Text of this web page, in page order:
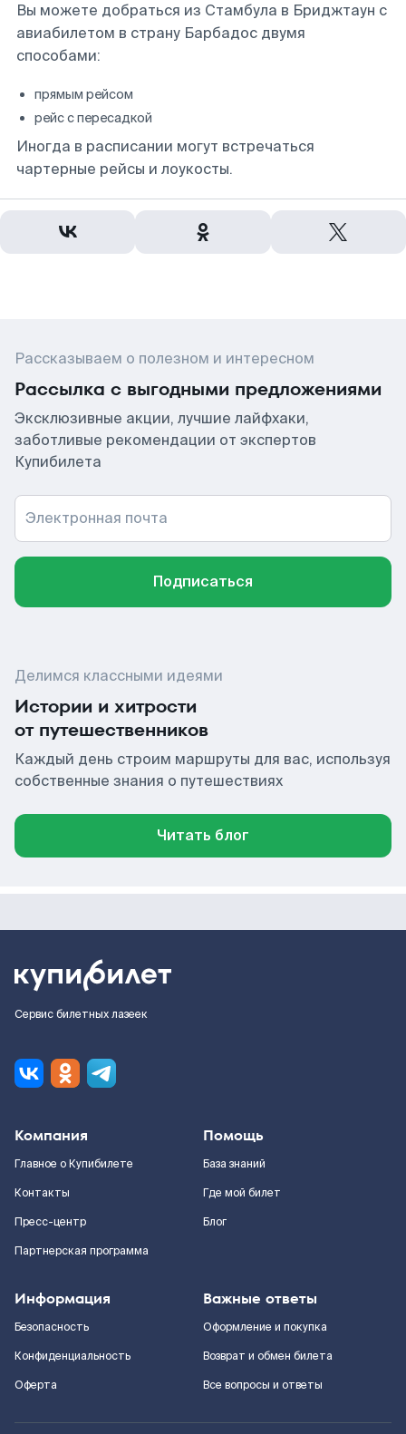
Вы можете добраться из Стамбула в Бриджтаун с
авиабилетом в страну Барбадос двумя
способами:
прямым рейсом
рейс с пересадкой
Иногда в расписании могут встречаться
чартерные рейсы и лоукосты.
Рассказываем о полезном и интересном
Рассылка с выгодными предложениями
Эксклюзивные акции, лучшие лайфхаки,
заботливые рекомендации от экспертов
Купибилета
Электронная почта
Подписаться
Делимся классными идеями
Истории и хитрости
от путешественников
Каждый день строим маршруты для вас, используя
собственные знания о путешествиях
Читать блог
Сервис билетных лазеек
Компания
Главное о Купибилете
Контакты
Пресс-центр
Партнерская программа
Помощь
База знаний
Где мой билет
Блог
Информация
Безопасность
Конфиденциальность
Оферта
Важные ответы
Оформление и покупка
Возврат и обмен билета
Все вопросы и ответы